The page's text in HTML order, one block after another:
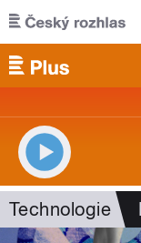
Přejít k hlavnímu
Technologie